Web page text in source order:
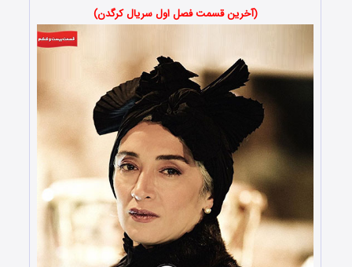
(آخرین قسمت فصل اول سریال کرگدن)